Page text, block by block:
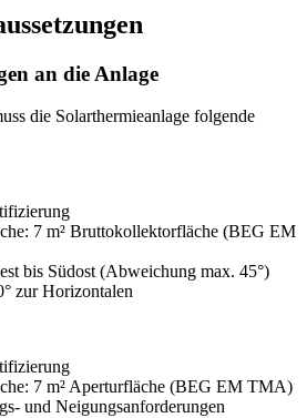
an die Anlage
die Solarthermieanlage folgende
7 m² Bruttokollektorfläche (BEG EM
bis Südost (Abweichung max. 45°)
zur Horizontalen
7 m² Aperturfläche (BEG EM TMA)
und Neigungsanforderungen